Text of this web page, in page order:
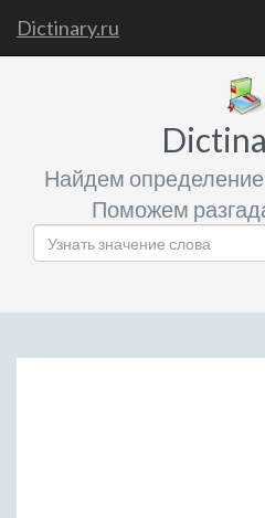
Dictinary.ru
Найдем
Поможем